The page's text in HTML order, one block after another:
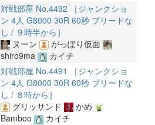
対戦部屋 No.4492 ［ジャンクショ
ン 4人 G8000 30R 60秒 ブリードな
し / ９時半から］
ヌーン
がっぽり仮面
shiro9ma
カイチ
対戦部屋 No.4491 ［ジャンクショ
ン 4人 G8000 30R 60秒 ブリードな
し / ８時から］
グリッサンド
かめ
Bamboo
カイチ